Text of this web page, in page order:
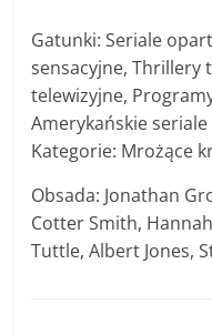
Gatunki: Seriale
sensacyjne, Thrillery
telewizyjne,
Amerykańskie
Kategorie: Mrożące
Obsada: Jonathan
Cotter Smith,
Tuttle, Albert Jones,